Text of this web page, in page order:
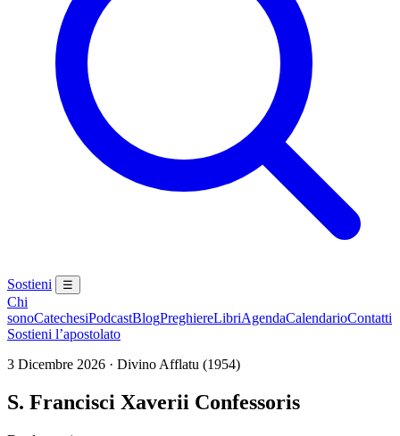
Sostieni ☰
Chi
sonoCatechesiPodcastBlogPreghiereLibriAgendaCalendarioContatti
Sostieni l’apostolato
3 Dicembre 2026 · Divino Afflatu (1954)
S. Francisci Xaverii Confessoris